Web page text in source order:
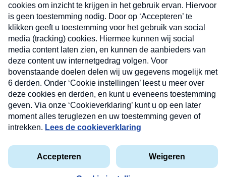
Privacyverklaring
Cookieverklaring
Kwetsbaarheid melden
Copyright © 2026 MAX Vandaag - Omroep MAX
Nieuwsbrief
Neem hier een gratis abonnement op onze
nieuwsbrief. Elke vrijdag- en dinsdagochtend in uw